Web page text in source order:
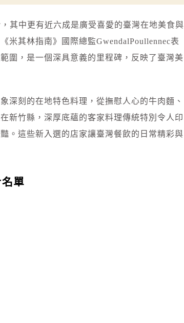
其中更有近六成是廣受喜愛的臺灣在地美食與
米其林指南》國際總監GwendalPoullennec表
圍，是一個深具意義的里程碑，反映了臺灣美
深刻的在地特色料理，從撫慰人心的牛肉麵、
新竹縣，深厚底蘊的客家料理傳統特別令人印
。這些新入選的店家讓臺灣餐飲的日常精彩與
單